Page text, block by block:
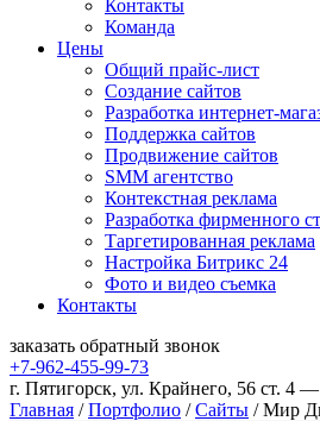
Контакты
Команда
Цены
Общий прайс-лист
Создание сайтов
Разработка интернет-
Поддержка сайтов
Продвижение сайтов
SMM агентство
Контекстная реклама
Разработка фирменного
Таргетированная реклама
Настройка Битрикс 24
Фото и видео съемка
Контакты
заказать обратный звонок
+7-962-455-99-73
г. Пятигорск, ул. Крайнего, 56 ст. 4
Главная / Портфолио / Сайты / Мир